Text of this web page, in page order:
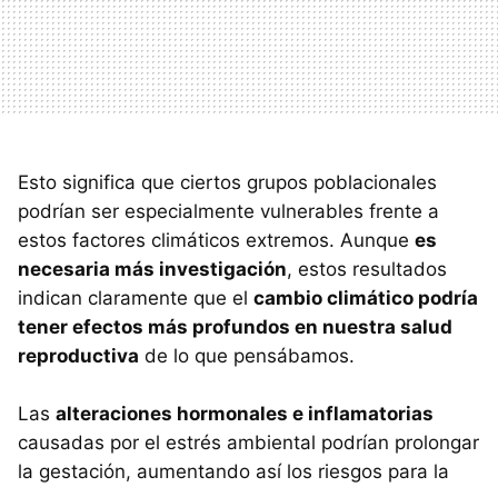
Esto significa que ciertos grupos poblacionales
podrían ser especialmente vulnerables frente a
estos factores climáticos extremos. Aunque es
necesaria más investigación, estos resultados
indican claramente que el cambio climático podría
tener efectos más profundos en nuestra salud
reproductiva de lo que pensábamos.
Las alteraciones hormonales e inflamatorias
causadas por el estrés ambiental podrían prolongar
la gestación, aumentando así los riesgos para la